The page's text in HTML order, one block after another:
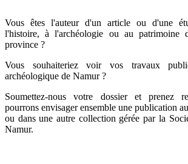
Vous êtes l'auteur d'un article ou d'une
l'histoire, à l'archéologie ou au patrimoine
province ?
Vous souhaiteriez voir vos travaux
archéologique de Namur ?
Soumettez-nous votre dossier et prenez
pourrons envisager ensemble une publication
ou dans une autre collection gérée par la
Namur.